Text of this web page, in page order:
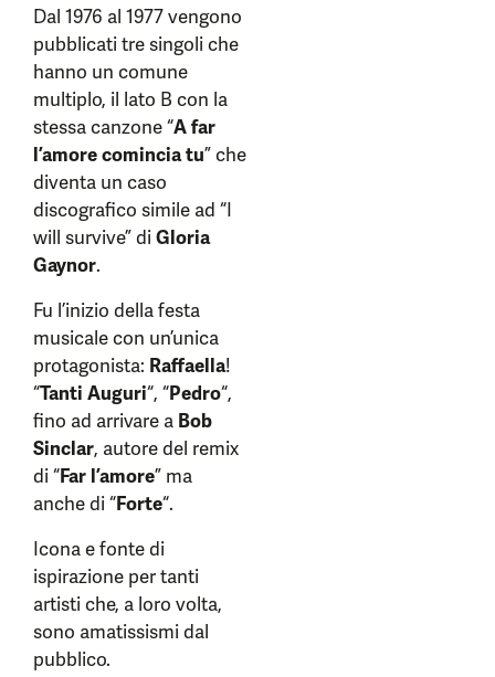
Dal 1976 al 1977 vengono
pubblicati tre singoli che
hanno un comune
multiplo, il lato B con la
stessa canzone “A far
l’amore comincia tu” che
diventa un caso
discografico simile ad “I
will survive” diGloria
Gaynor.
Fu l’inizio della festa
musicale con un’unica
protagonista: Raffaella!
“Tanti Auguri“, “Pedro“,
fino ad arrivare a Bob
Sinclar, autore del remix
di “Far l’amore” ma
anche di “Forte“.
Icona e fonte di
ispirazione per tanti
artisti che, a loro volta,
sono amatissismi dal
pubblico.